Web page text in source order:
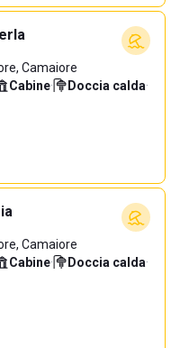
Camaiore
Cabine· Doccia calda·
Camaiore
Cabine· Doccia calda·